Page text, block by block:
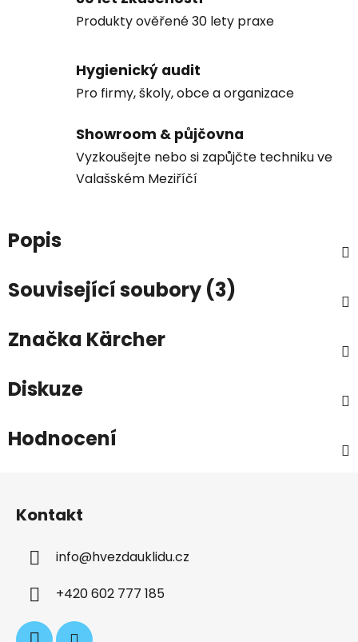
Produkty ověřené 30 lety praxe
Hygienický audit
Pro firmy, školy, obce a organizace
Showroom & půjčovna
Vyzkoušejte nebo si zapůjčte techniku ve
Valašském Meziříčí
Popis
Související soubory (3)
Značka Kärcher
Diskuze
Hodnocení
Kontakt
info@hvezdauklidu.cz
+420 602 777 185